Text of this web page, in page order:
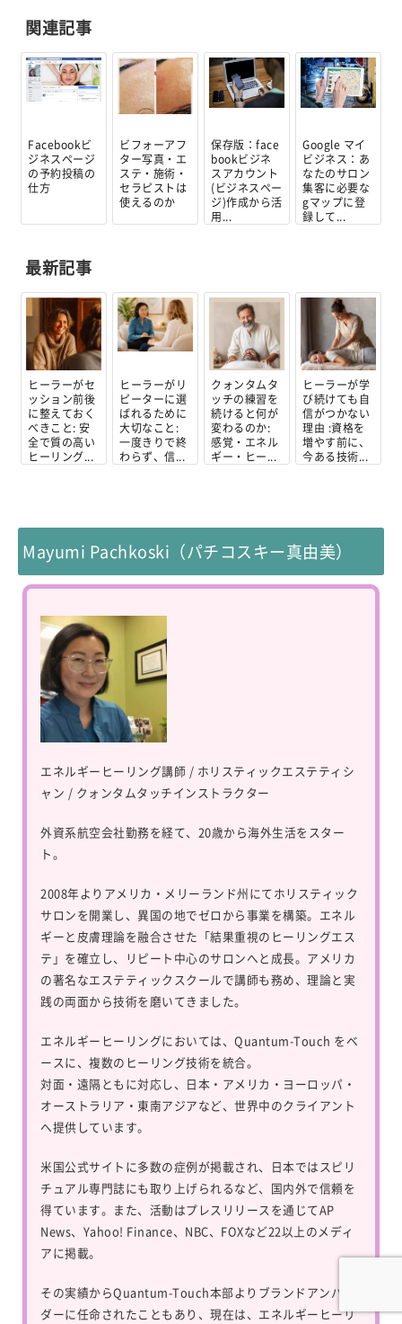
関連記事
Facebookビ
ジネスページ
の予約投稿の
仕方
ビフォーアフ
ター写真・エ
ステ・施術・
セラピストは
使えるのか
保存版：face
bookビジネ
スアカウント
(ビジネスペー
ジ)作成から活
用...
Google マイ
ビジネス：あ
なたのサロン
集客に必要な
gマップに登
録して...
最新記事
ヒーラーがセ
ッション前後
に整えておく
べきこと: 安
全で質の高い
ヒーリング...
ヒーラーがリ
ピーターに選
ばれるために
大切なこと:
一度きりで終
わらず、信...
クォンタムタ
ッチの練習を
続けると何が
変わるのか:
感覚・エネル
ギー・ヒー...
ヒーラーが学
び続けても自
信がつかない
理由 :資格を
増やす前に、
今ある技術...
Mayumi Pachkoski（パチコスキー真由美）
エネルギーヒーリング講師 / ホリスティックエステティシ
ャン / クォンタムタッチインストラクター
外資系航空会社勤務を経て、20歳から海外生活をスター
ト。
2008年よりアメリカ・メリーランド州にてホリスティック
サロンを開業し、異国の地でゼロから事業を構築。エネル
ギーと皮膚理論を融合させた「結果重視のヒーリングエス
テ」を確立し、リピート中心のサロンへと成長。アメリカ
の著名なエステティックスクールで講師も務め、理論と実
践の両面から技術を磨いてきました。
エネルギーヒーリングにおいては、 Quantum-Touch をベ
ースに、複数のヒーリング技術を統合。
対面・遠隔ともに対応し、日本・アメリカ・ヨーロッパ・
オーストラリア・東南アジアなど、世界中のクライアント
へ提供しています。
米国公式サイトに多数の症例が掲載され、日本ではスピリ
チュアル専門誌にも取り上げられるなど、国内外で信頼を
得ています。また、活動はプレスリリースを通じてAP
News、Yahoo! Finance、NBC、FOXなど22以上のメディ
アに掲載。
その実績からQuantum-Touch本部よりブランドアンバサ
ダーに任命されたこともあり、現在は、エネルギーヒーリ